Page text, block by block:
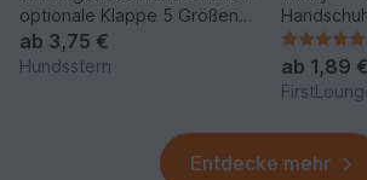
optionale Klappe 5 Größen
Nähanleitung+Schnitt
ab 3,75 €
Hundsstern
Family
ab 1,89 €
Entdecke mehr